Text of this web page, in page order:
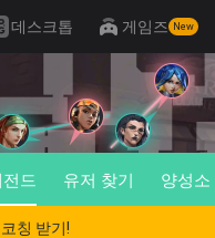
데스크톱 게임즈 New
드 유저 찾기 양성소
칭 받기!